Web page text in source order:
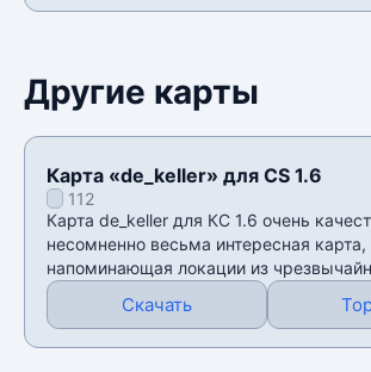
Другие карты
Карта «de_keller» для CS 1.6
112
Карта de_keller для КС 1.6 очень
несомненно весьма интересная карта,
напоминающая локации из
Скачать